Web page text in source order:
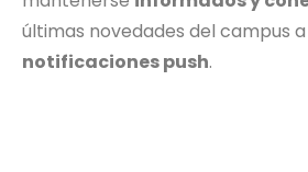
últimas novedades del campus
notificaciones push.